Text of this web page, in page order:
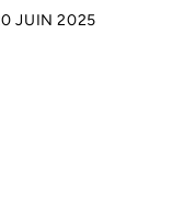
JUIN 2025
onglet)
nouvel onglet)